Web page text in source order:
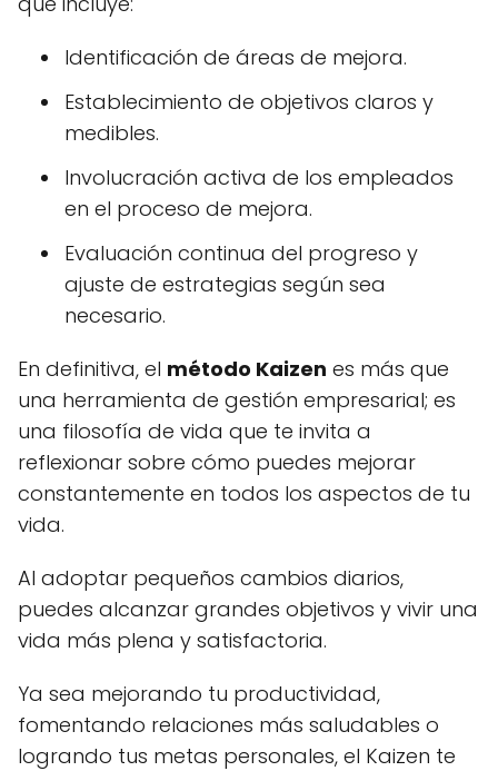
Identificación de áreas de mejora.
Establecimiento de objetivos claros y
medibles.
Involucración activa de los empleados
en el proceso de mejora.
Evaluación continua del progreso y
ajuste de estrategias según sea
necesario.
En definitiva, el método Kaizen es más que
una herramienta de gestión empresarial; es
una filosofía de vida que te invita a
reflexionar sobre cómo puedes mejorar
constantemente en todos los aspectos de tu
vida.
Al adoptar pequeños cambios diarios,
puedes alcanzar grandes objetivos y vivir una
vida más plena y satisfactoria.
Ya sea mejorando tu productividad,
fomentando relaciones más saludables o
logrando tus metas personales, el Kaizen te